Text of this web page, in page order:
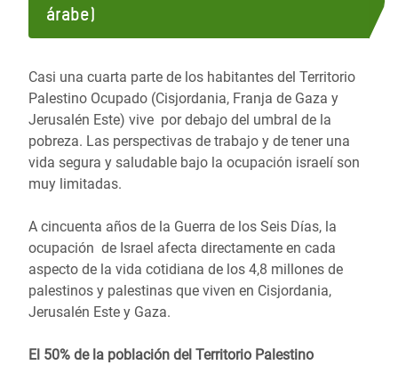
árabe)
Casi una cuarta parte de los habitantes del Territorio
Palestino Ocupado (Cisjordania, Franja de Gaza y
Jerusalén Este) vive por debajo del umbral de la
pobreza. Las perspectivas de trabajo y de tener una
vida segura y saludable bajo la ocupación israelí son
muy limitadas.
A cincuenta años de la Guerra de los Seis Días, la
ocupación de Israel afecta directamente en cada
aspecto de la vida cotidiana de los 4,8 millones de
palestinos y palestinas que viven en Cisjordania,
Jerusalén Este y Gaza.
El 50% de la población del Territorio Palestino